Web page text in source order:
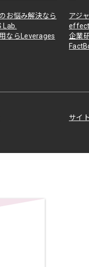
お悩み解決なら
Lab.
アジ
ならLeverages
企業
サイ